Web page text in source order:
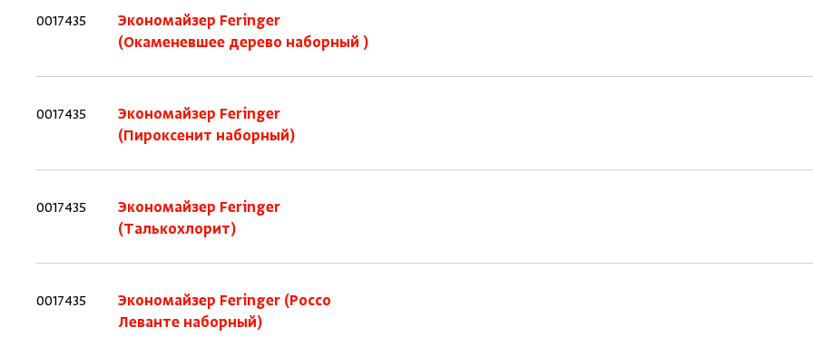
0017435
Экономайзер Feringer
(Окаменевшее дерево наборный )
0017435
Экономайзер Feringer
(Пироксенит наборный)
0017435
Экономайзер Feringer
(Талькохлорит)
0017435
Экономайзер Feringer (Россо
Леванте наборный)